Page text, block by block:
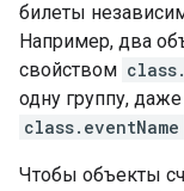
билеты
Например, два
свойством
одну группу,
class.eventName
Чтобы объекты